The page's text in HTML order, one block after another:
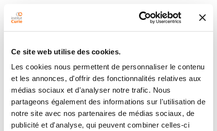
Ce site web utilise des cookies.
Les cookies nous permettent de personnaliser le contenu
et les annonces, d'offrir des fonctionnalités relatives aux
médias sociaux et d'analyser notre trafic. Nous
partageons également des informations sur l'utilisation de
notre site avec nos partenaires de médias sociaux, de
publicité et d'analyse, qui peuvent combiner celles-ci